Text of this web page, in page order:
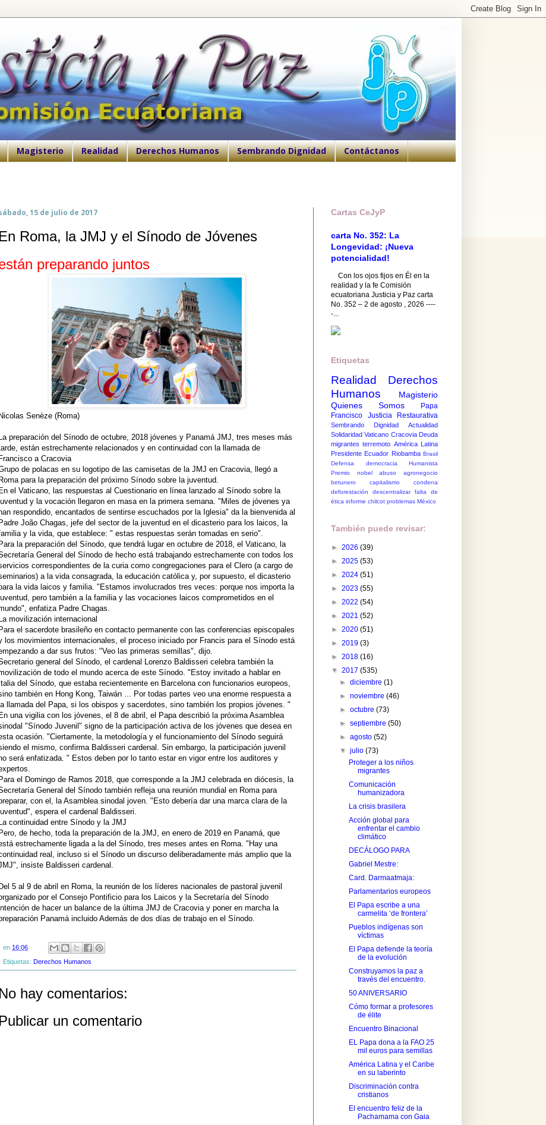
Magisterio Realidad Derechos Humanos Sembrando Dignidad Contáctanos
15 de julio de 2017
En Roma, la JMJ y el Sínodo de Jóvenes
preparando juntos
Nicolas Senèze (Roma)
La preparación del Sínodo de octubre, 2018 jóvenes y Panamá JMJ, tres meses más
están estrechamente relacionados y en continuidad con la llamada de
Francisco a Cracovia
de polacas en su logotipo de las camisetas de la JMJ en Cracovia, llegó a
Roma para la preparación del próximo Sínodo sobre la juventud.
En el Vaticano, las respuestas al Cuestionario en línea lanzado al Sínodo sobre la
y la vocación llegaron en masa en la primera semana. "Miles de jóvenes ya
han respondido, encantados de sentirse escuchados por la Iglesia" da la bienvenida al
Padre João Chagas, jefe del sector de la juventud en el dicasterio para los laicos, la
y la vida, que establece: " estas respuestas serán tomadas en serio".
Para la preparación del Sínodo, que tendrá lugar en octubre de 2018, el Vaticano, la
General del Sínodo de hecho está trabajando estrechamente con todos los
correspondientes de la curia como congregaciones para el Clero (a cargo de
a la vida consagrada, la educación católica y, por supuesto, el dicasterio
la vida laicos y familia. "Estamos involucrados tres veces: porque nos importa la
pero también a la familia y las vocaciones laicos comprometidos en el
enfatiza Padre Chagas.
La movilización internacional
Para el sacerdote brasileño en contacto permanente con las conferencias episcopales
los movimientos internacionales, el proceso iniciado por Francis para el Sínodo está
a dar sus frutos: "Veo las primeras semillas", dijo.
general del Sínodo, el cardenal Lorenzo Baldisseri celebra también la
de todo el mundo acerca de este Sínodo. "Estoy invitado a hablar en
Italia del Sínodo, que estaba recientemente en Barcelona con funcionarios europeos,
también en Hong Kong, Taiwán ... Por todas partes veo una enorme respuesta a
la llamada del Papa, si los obispos y sacerdotes, sino también los propios jóvenes. "
En una vigilia con los jóvenes, el 8 de abril, el Papa describió la próxima Asamblea
"Sínodo Juvenil" signo de la participación activa de los jóvenes que desea en
ocasión. "Ciertamente, la metodología y el funcionamiento del Sínodo seguirá
el mismo, confirma Baldisseri cardenal. Sin embargo, la participación juvenil
será enfatizada. " Estos deben por lo tanto estar en vigor entre los auditores y
Para el Domingo de Ramos 2018, que corresponde a la JMJ celebrada en diócesis, la
General del Sínodo también refleja una reunión mundial en Roma para
con el, la Asamblea sinodal joven. "Esto debería dar una marca clara de la
espera el cardenal Baldisseri.
La continuidad entre Sínodo y la JMJ
Pero, de hecho, toda la preparación de la JMJ, en enero de 2019 en Panamá, que
estrechamente ligada a la del Sínodo, tres meses antes en Roma. "Hay una
real, incluso si el Sínodo un discurso deliberadamente más amplio que la
insiste Baldisseri cardenal.
Del 5 al 9 de abril en Roma, la reunión de los líderes nacionales de pastoral juvenil
por el Consejo Pontificio para los Laicos y la Secretaría del Sínodo
de hacer un balance de la última JMJ de Cracovia y poner en marcha la
Panamá incluido Además de dos días de trabajo en el Sínodo.
en 16:06
Etiquetas: Derechos Humanos
No hay comentarios:
Publicar un comentario
Cartas CeJyP
carta No. 352: La
Longevidad: ¡Nueva
potencialidad!
Con los ojos fijos en Él en la
realidad y la fe Comisión
ecuatoriana Justicia y Paz carta
No. 352 – 2 de agosto , 2026 ----
-...
Etiquetas
Realidad
Derechos
Humanos
Magisterio
Quienes Somos
Papa
Francisco
Justicia Restaurativa
Sembrando Dignidad
Actualidad
Solidaridad Vaticano Cracovia Deuda
migrantes terremoto América Latina
Presidente Ecuador Riobamba Brasil
Defensa democracia
Humanista
Premio nobel
abuso
agronegocio
betunero
capitalismo
condena
deforestación
descentralizar
falta de
ética informe chilcot problemas México
También puede revisar:
► 2026 (39)
► 2025 (53)
► 2024 (51)
► 2023 (55)
► 2022 (54)
► 2021 (52)
► 2020 (51)
► 2019 (3)
► 2018 (16)
▼ 2017 (535)
►diciembre(1)
►noviembre(46)
►octubre(73)
►septiembre(50)
►agosto(52)
▼julio(73)
Proteger a los niños
migrantes
Comunicación
humanizadora
La crisis brasilera
Acción global para
enfrentar el cambio
climático
DECÁLOGO PARA
Gabriel Mestre:
Card. Darmaatmaja:
Parlamentarios europeos
El Papa escribe a una
carmelita ‘de frontera’
Pueblos indígenas son
víctimas
El Papa defiende la teoría
de la evolución
Construyamos la paz a
través del encuentro.
50 ANIVERSARIO
Cómo formar a profesores
de élite
Encuentro Binacional
EL Papa dona a la FAO 25
mil euros para semillas
América Latina y el Caribe
en su laberinto
Discriminación contra
cristianos
El encuentro feliz de la
Pachamama con Gaia